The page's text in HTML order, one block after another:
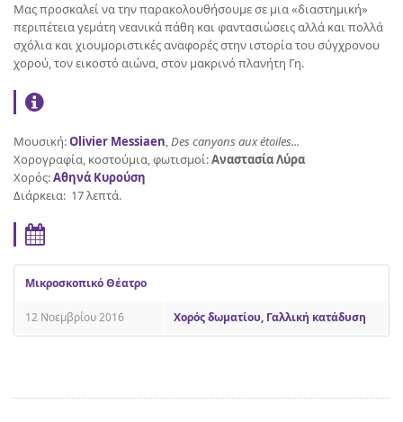
Μας προσκαλεί να την παρακολουθήσουμε σε μια «διαστημική»
περιπέτεια γεμάτη νεανικά πάθη και φαντασιώσεις αλλά και πολλά
σχόλια και χιουμοριστικές αναφορές στην ιστορία του σύγχρονου
χορού, τον εικοστό αιώνα, στον μακρινό πλανήτη Γη.
Μουσική:Olivier Messiaen,Des canyons aux étoiles...
Χορογραφία, κοστούμια, φωτισμοί:Αναστασία Λύρα
Χορός:Αθηνά Κυρούση
Διάρκεια: 17 λεπτά.
Μικροσκοπικό Θέατρο
12 Νοεμβρίου 2016 Χορός δωματίου, Γαλλική κατάδυση